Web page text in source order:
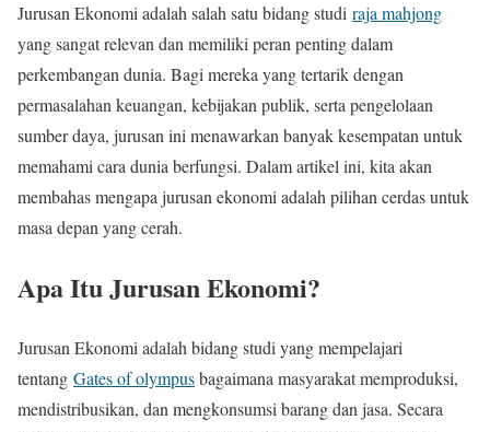
Jurusan Ekonomi adalah salah satu bidang studi raja mahjong
yang sangat relevan dan memiliki peran penting dalam
perkembangan dunia. Bagi mereka yang tertarik dengan
permasalahan keuangan, kebijakan publik, serta pengelolaan
sumber daya, jurusan ini menawarkan banyak kesempatan untuk
memahami cara dunia berfungsi. Dalam artikel ini, kita akan
membahas mengapa jurusan ekonomi adalah pilihan cerdas untuk
masa depan yang cerah.
Apa Itu Jurusan Ekonomi?
Jurusan Ekonomi adalah bidang studi yang mempelajari
tentang Gates of olympusbagaimana masyarakat memproduksi,
mendistribusikan, dan mengkonsumsi barang dan jasa. Secara